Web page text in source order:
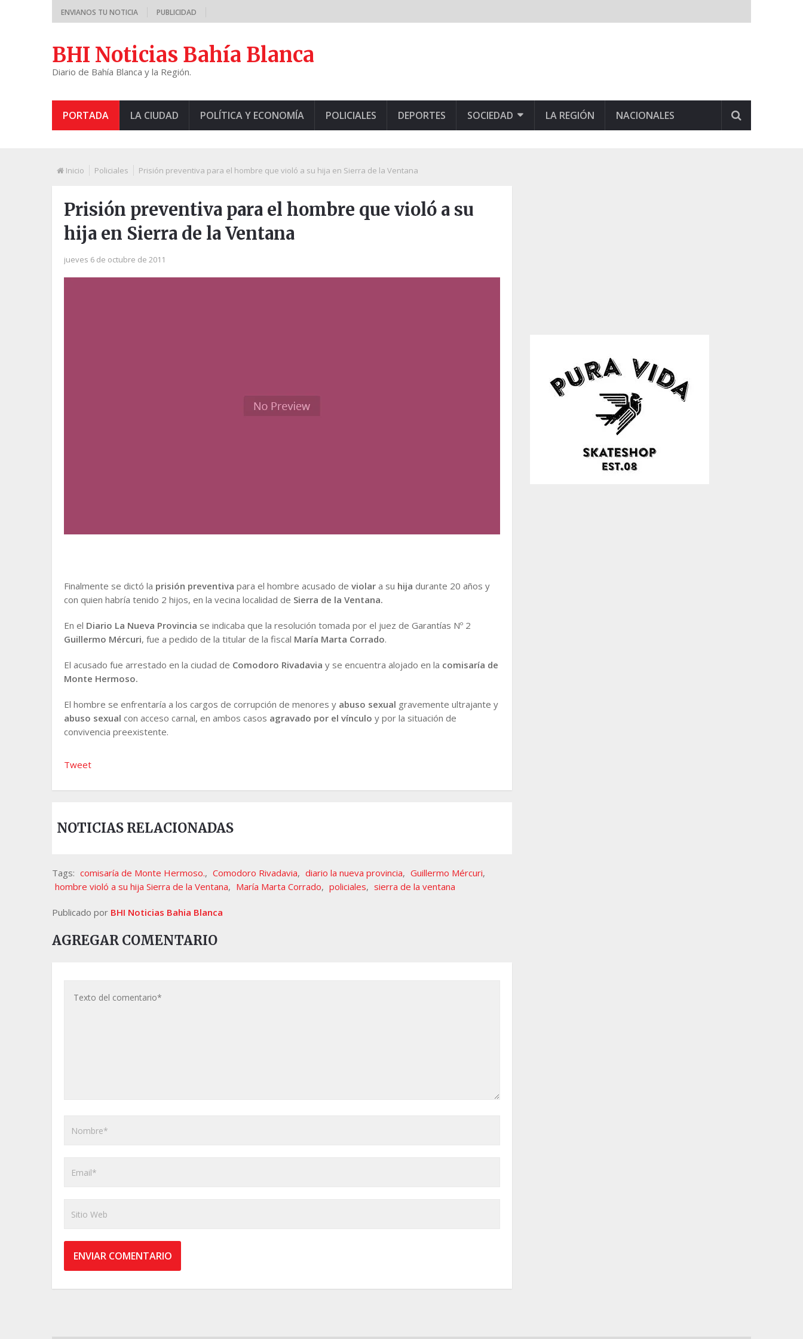
ENVIANOS TU NOTICIA PUBLICIDAD
BHI Noticias Bahía Blanca
Diario de Bahía Blanca y la Región.
PORTADA LA CIUDAD POLÍTICA Y ECONOMÍA POLICIALES DEPORTES SOCIEDAD LA REGIÓN NACIONALES
Inicio Policiales Prisión preventiva para el hombre que violó a su hija en Sierra de la Ventana
Prisión preventiva para el hombre que violó a su
hija en Sierra de la Ventana
jueves 6 de octubre de 2011
Finalmente se dictó la prisión preventiva para el hombre acusado de violar a su hija durante 20 años y
con quien habría tenido 2 hijos, en la vecina localidad de Sierra de la Ventana.
En el Diario La Nueva Provincia se indicaba que la resolución tomada por el juez de Garantías Nº 2
Guillermo Mércuri, fue a pedido de la titular de la fiscal María Marta Corrado.
El acusado fue arrestado en la ciudad de Comodoro Rivadavia y se encuentra alojado en la comisaría de
Monte Hermoso.
El hombre se enfrentaría a los cargos de corrupción de menores y abuso sexual gravemente ultrajante y
abuso sexual con acceso carnal, en ambos casos agravado por el vínculo y por la situación de
convivencia preexistente.
Tweet
NOTICIAS RELACIONADAS
Tags: comisaría de Monte Hermoso., Comodoro Rivadavia, diario la nueva provincia, Guillermo Mércuri,
hombre violó a su hija Sierra de la Ventana, María Marta Corrado, policiales, sierra de la ventana
Publicado por BHI Noticias Bahia Blanca
AGREGAR COMENTARIO